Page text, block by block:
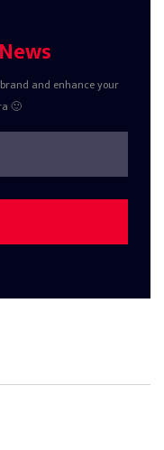
and enhance your
🙂